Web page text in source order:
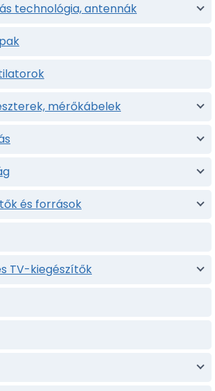
technológia, antennák
mérőkábelek
és források
TV-kiegészítők